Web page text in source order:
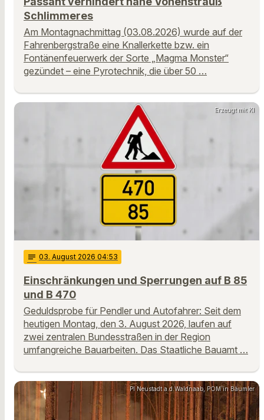
Schlimmeres
Am Montagnachmittag (03.08.2026) wurde auf der
Fahrenbergstraße eine Knallerkette bzw. ein
Fontänenfeuerwerk der Sorte „Magma Monster“
gezündet – eine Pyrotechnik, die über 50 …
Erzeugt mit KI
notes 03. August 2026 04:53
Einschränkungen und Sperrungen auf B 85
und B 470
Geduldsprobe für Pendler und Autofahrer: Seit dem
heutigen Montag, den 3. August 2026, laufen auf
zwei zentralen Bundesstraßen in der Region
umfangreiche Bauarbeiten. Das Staatliche Bauamt …
PI Neustadt a.d.Waldnaab, POM`in Bäumler